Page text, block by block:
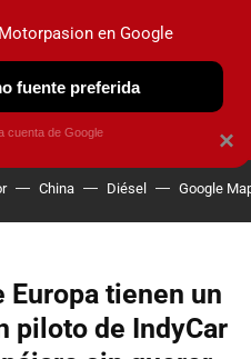
OBSERVATORIO
China Diésel Google
tienen un
piloto de IndyCar
×
en Google
fuente preferida
cuenta de Google